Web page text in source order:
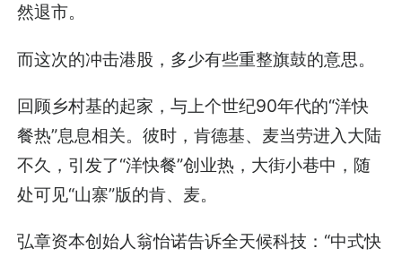
然退市。
而这次的冲击港股，多少有些重整旗鼓的意思。
回顾乡村基的起家，与上个世纪90年代的“洋快
餐热”息息相关。彼时，肯德基、麦当劳进入大陆
不久，引发了“洋快餐”创业热，大街小巷中，随
处可见“山寨”版的肯、麦。
弘章资本创始人翁怡诺告诉全天候科技：“中式快